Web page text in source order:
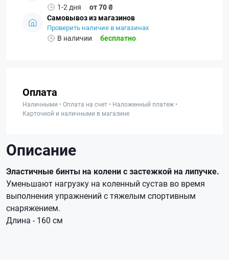
1-2 дня
от 70 ₴
Самовывоз из магазинов
Проверить наличие в магазинах
В наличии бесплатно
Оплата
Наличными • Оплата на счет • Наложенный платеж •
Карточкой и наличными в магазине
Описание
Эластичные бинты на коленис застежкой на липучке.
Уменьшают нагрузку на коленный сустав во время
выполнения упражнений с тяжелым спортивным
снаряжением.
Длина - 160 см